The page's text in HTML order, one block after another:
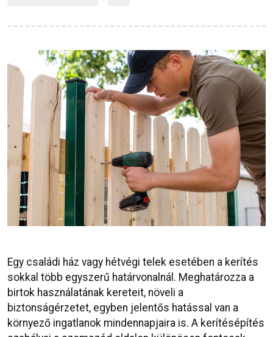
Egy családi ház vagy hétvégi telek esetében a kerítés
sokkal több egyszerű határvonalnál. Meghatározza a
birtok használatának kereteit, növeli a
biztonságérzetet, egyben jelentős hatással van a
környező ingatlanok mindennapjaira is. A kerítésépítés